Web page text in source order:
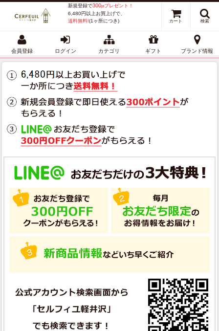
新規登録で300ptプレゼント！
6,480円以上お買上げで、
送料無料!(1ヶ所につき) 検索
カート
会員登録 ログイン カテゴリ ギフト ブランド情報